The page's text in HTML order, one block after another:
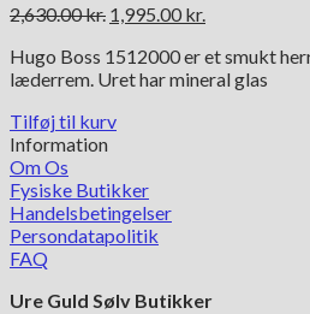
2,630.00kr. Den
pris
var:
1,995.00 kr.
pris
er:
Hugo Boss 1512000 er et smukt
læderrem. Uret har mineral glas
Tilføj til kurv
Information
Om Os
Fysiske Butikker
Handelsbetingelser
Persondatapolitik
FAQ
Ure Guld Sølv Butikker